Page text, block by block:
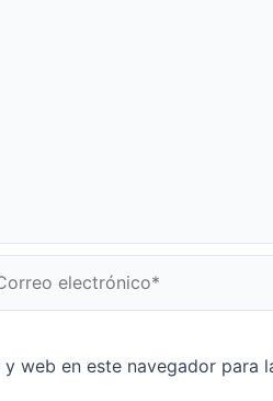
web en este navegador para